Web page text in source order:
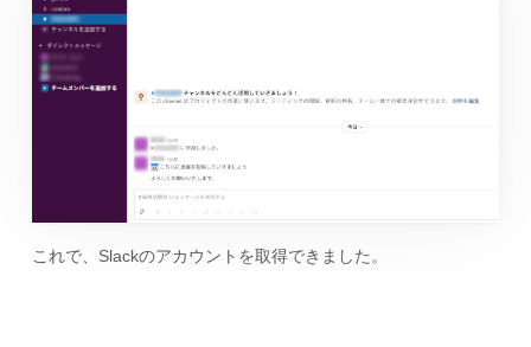
これで、Slackのアカウントを取得できました。